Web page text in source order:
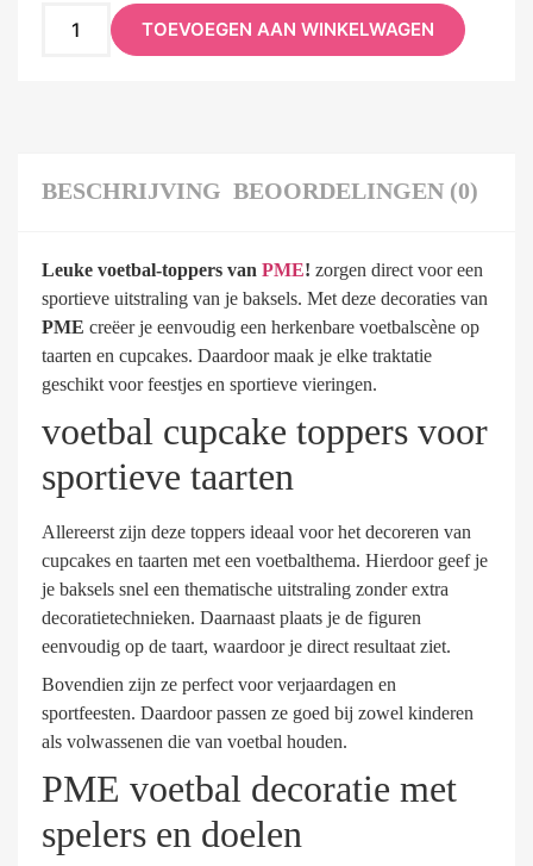
TOEVOEGEN AAN WINKELWAGEN
BESCHRIJVING BEOORDELINGEN (0)
Leuke voetbal-toppers van PME! zorgen direct voor een
sportieve uitstraling van je baksels. Met deze decoraties van
PME creëer je eenvoudig een herkenbare voetbalscène op
taarten en cupcakes. Daardoor maak je elke traktatie
geschikt voor feestjes en sportieve vieringen.
voetbal cupcake toppers voor
sportieve taarten
Allereerst zijn deze toppers ideaal voor het decoreren van
cupcakes en taarten met een voetbalthema. Hierdoor geef je
je baksels snel een thematische uitstraling zonder extra
decoratietechnieken. Daarnaast plaats je de figuren
eenvoudig op de taart, waardoor je direct resultaat ziet.
Bovendien zijn ze perfect voor verjaardagen en
sportfeesten. Daardoor passen ze goed bij zowel kinderen
als volwassenen die van voetbal houden.
PME voetbal decoratie met
spelers en doelen